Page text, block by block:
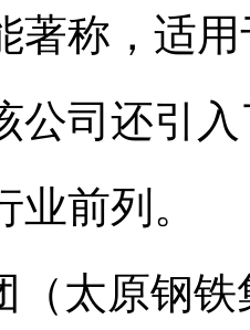
著称，适
公司还引
前列。
（太原钢铁